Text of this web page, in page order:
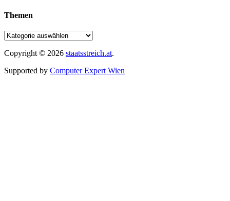
Themen
Copyright © 2026 staatsstreich.at.
Supported by Computer Expert Wien